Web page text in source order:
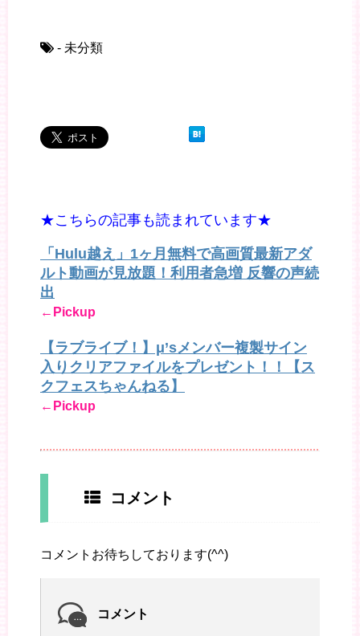
- 未分類
★こちらの記事も読まれています★
「Hulu越え」1ヶ月無料で高画質最新アダ
ルト動画が見放題！利用者急増 反響の声続
出
←Pickup
【ラブライブ！】μ’sメンバー複製サイン
入りクリアファイルをプレゼント！！【ス
クフェスちゃんねる】
←Pickup
コメント
コメントお待ちしております(^^)
コメント